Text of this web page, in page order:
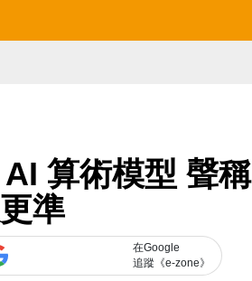
算術模型 聲稱
準
在Google
追蹤《e-zone》